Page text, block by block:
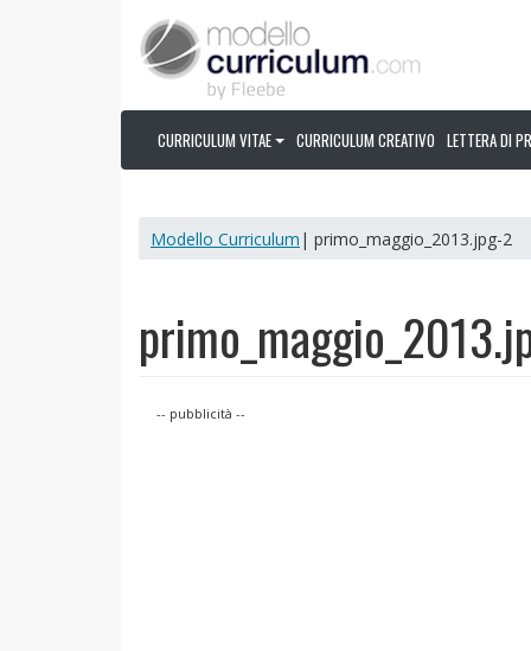
CURRICULUM VITAE CURRICULUM CREATIVO LETTERA DI
Modello Curriculum | primo_maggio_2013.jpg-2
-- pubblicità --